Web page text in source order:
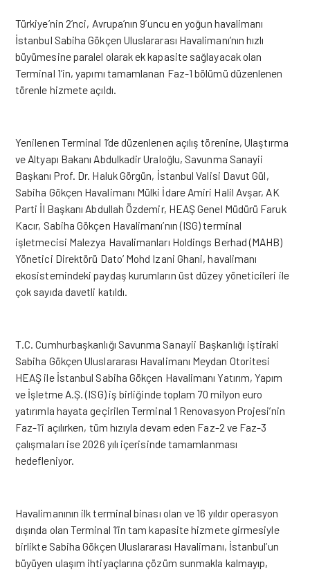
Türkiye’nin 2’nci, Avrupa’nın 9’uncu en yoğun havalimanı
İstanbul Sabiha Gökçen Uluslararası Havalimanı’nın hızlı
büyümesine paralel olarak ek kapasite sağlayacak olan
Terminal 1’in, yapımı tamamlanan Faz-1 bölümü düzenlenen
törenle hizmete açıldı.
Yenilenen Terminal 1’de düzenlenen açılış törenine, Ulaştırma
ve Altyapı Bakanı Abdulkadir Uraloğlu, Savunma Sanayii
Başkanı Prof. Dr. Haluk Görgün, İstanbul Valisi Davut Gül,
Sabiha Gökçen Havalimanı Mülki İdare Amiri Halil Avşar, AK
Parti İl Başkanı Abdullah Özdemir, HEAŞ Genel Müdürü Faruk
Kacır, Sabiha Gökçen Havalimanı’nın (ISG) terminal
işletmecisi Malezya Havalimanları Holdings Berhad (MAHB)
Yönetici Direktörü Dato’ Mohd Izani Ghani, havalimanı
ekosistemindeki paydaş kurumların üst düzey yöneticileri ile
çok sayıda davetli katıldı.
T.C. Cumhurbaşkanlığı Savunma Sanayii Başkanlığı iştiraki
Sabiha Gökçen Uluslararası Havalimanı Meydan Otoritesi
HEAŞ ile İstanbul Sabiha Gökçen Havalimanı Yatırım, Yapım
ve İşletme A.Ş. (ISG) iş birliğinde toplam 70 milyon euro
yatırımla hayata geçirilen Terminal 1 Renovasyon Projesi’nin
Faz-1’i açılırken, tüm hızıyla devam eden Faz-2 ve Faz-3
çalışmaları ise 2026 yılı içerisinde tamamlanması
hedefleniyor.
Havalimanının ilk terminal binası olan ve 16 yıldır operasyon
dışında olan Terminal 1’in tam kapasite hizmete girmesiyle
birlikte Sabiha Gökçen Uluslararası Havalimanı, İstanbul’un
büyüyen ulaşım ihtiyaçlarına çözüm sunmakla kalmayıp,